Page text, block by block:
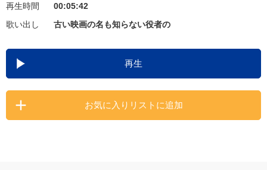
お知らせ よくあるご質問
DAMの新曲・ランキングなど
カラオケ最新情報をチェック！
再生時間
00:05:42
歌い出し
古い映画の名も知らない役者の
再生
お気に入りリストに追加